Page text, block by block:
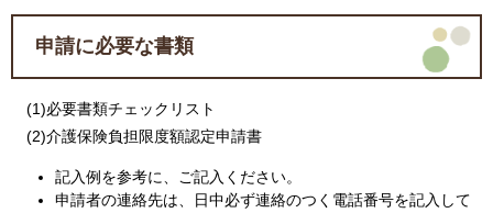
申請に必要な書類
(1)必要書類チェックリスト
(2)介護保険負担限度額認定申請書
記入例を参考に、ご記入ください。
申請者の連絡先は、日中必ず連絡のつく電話番号を記入して